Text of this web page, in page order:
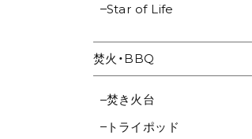
Star of Life
焚火・BBQ
焚き火台
トライポッド